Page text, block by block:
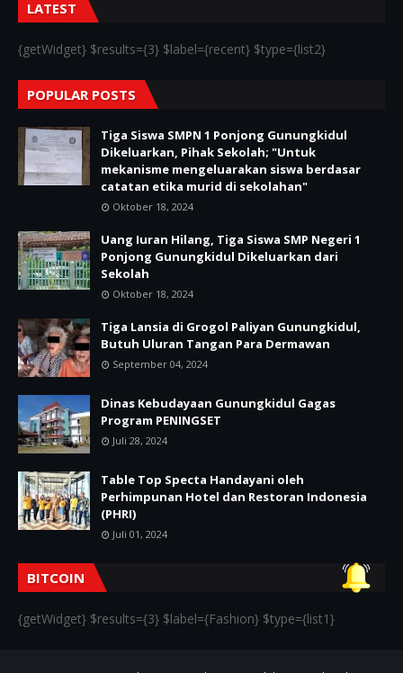
LATEST
{getWidget} $results={3} $label={recent} $type={list2}
POPULAR POSTS
Tiga Siswa SMPN 1 Ponjong Gunungkidul
Dikeluarkan, Pihak Sekolah; "Untuk
mekanisme mengeluarakan siswa berdasar
catatan etika murid di sekolahan"
Oktober 18, 2024
Uang Iuran Hilang, Tiga Siswa SMP Negeri 1
Ponjong Gunungkidul Dikeluarkan dari
Sekolah
Oktober 18, 2024
Tiga Lansia di Grogol Paliyan Gunungkidul,
Butuh Uluran Tangan Para Dermawan
September 04, 2024
Dinas Kebudayaan Gunungkidul Gagas
Program PENINGSET
Juli 28, 2024
Table Top Specta Handayani oleh
Perhimpunan Hotel dan Restoran Indonesia
(PHRI)
Juli 01, 2024
BITCOIN
{getWidget} $results={3} $label={Fashion} $type={list1}